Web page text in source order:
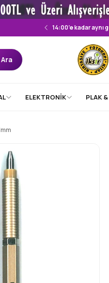
14:00’e kadar aynı
Ara
ELEKTRONİK PLAK